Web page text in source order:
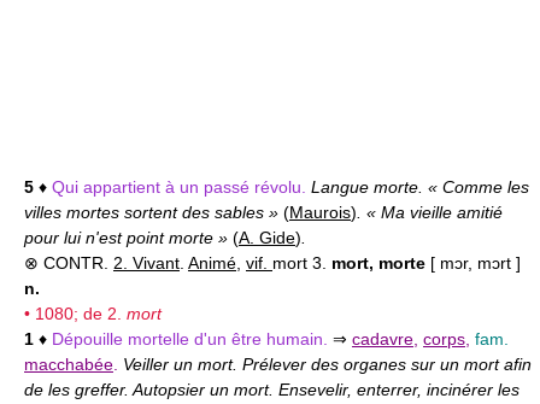
5 ♦ Qui appartient à un passé révolu. Langue morte. « Comme les
villes mortes sortent des sables » (Maurois). « Ma vieille amitié
pour lui n'est point morte » (A. Gide).
⊗ CONTR. 2. Vivant. Animé, vif. mort 3. mort, morte [ mɔr, mɔrt ]
n.
• 1080; de 2. mort
1 ♦ Dépouille mortelle d'un être humain. ⇒ cadavre, corps, fam.
macchabée. Veiller un mort. Prélever des organes sur un mort afin
de les greffer. Autopsier un mort. Ensevelir, enterrer, incinérer les